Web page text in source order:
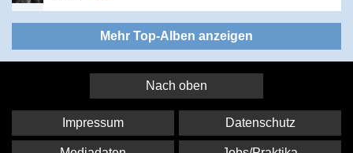
Mehr Top-Alben anzeigen
Nach oben
Impressum Datenschutz